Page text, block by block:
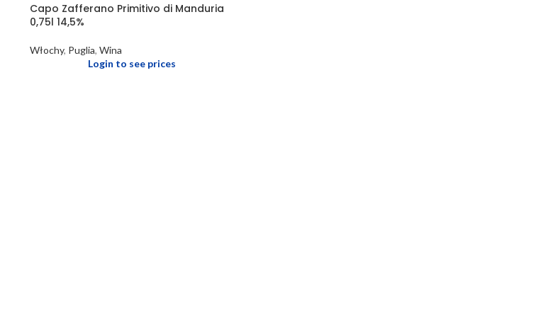
Capo Zafferano Primitivo di Manduria
0,75l 14,5%
Włochy, Puglia, Wina
Login to see prices